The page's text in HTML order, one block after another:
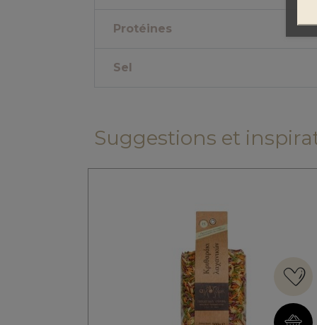
Protéines
Sel
Suggestions et